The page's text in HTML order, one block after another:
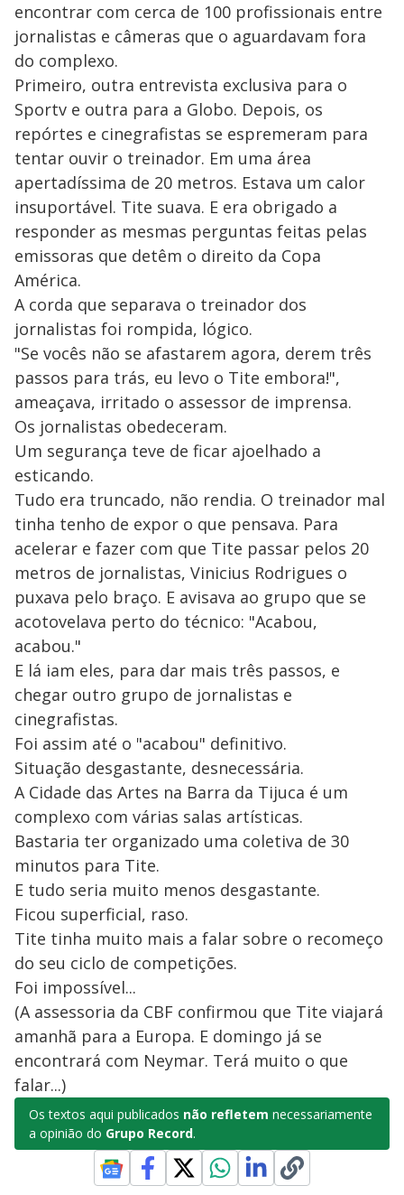
encontrar com cerca de 100 profissionais entre
jornalistas e câmeras que o aguardavam fora
do complexo.
Primeiro, outra entrevista exclusiva para o
Sportv e outra para a Globo. Depois, os
repórtes e cinegrafistas se espremeram para
tentar ouvir o treinador. Em uma área
apertadíssima de 20 metros. Estava um calor
insuportável. Tite suava. E era obrigado a
responder as mesmas perguntas feitas pelas
emissoras que detêm o direito da Copa
América.
A corda que separava o treinador dos
jornalistas foi rompida, lógico.
"Se vocês não se afastarem agora, derem três
passos para trás, eu levo o Tite embora!",
ameaçava, irritado o assessor de imprensa.
Os jornalistas obedeceram.
Um segurança teve de ficar ajoelhado a
esticando.
Tudo era truncado, não rendia. O treinador mal
tinha tenho de expor o que pensava. Para
acelerar e fazer com que Tite passar pelos 20
metros de jornalistas, Vinicius Rodrigues o
puxava pelo braço. E avisava ao grupo que se
acotovelava perto do técnico: "Acabou,
acabou."
E lá iam eles, para dar mais três passos, e
chegar outro grupo de jornalistas e
cinegrafistas.
Foi assim até o "acabou" definitivo.
Situação desgastante, desnecessária.
A Cidade das Artes na Barra da Tijuca é um
complexo com várias salas artísticas.
Bastaria ter organizado uma coletiva de 30
minutos para Tite.
E tudo seria muito menos desgastante.
Ficou superficial, raso.
Tite tinha muito mais a falar sobre o recomeço
do seu ciclo de competições.
Foi impossível...
(A assessoria da CBF confirmou que Tite viajará
amanhã para a Europa. E domingo já se
encontrará com Neymar. Terá muito o que
falar...)
Os textos aqui publicados não refletem necessariamente
a opinião do Grupo Record.